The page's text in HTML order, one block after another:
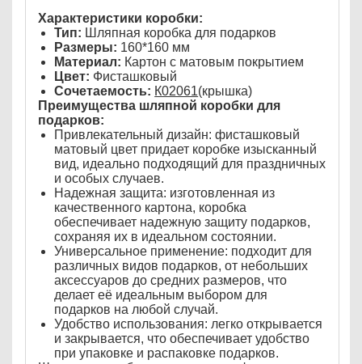
Характеристики коробки:
Тип: Шляпная коробка для подарков
Размеры: 160*160 мм
Материал: Картон с матовым покрытием
Цвет: Фисташковый
Сочетаемость: К02061(крышка)
Преимущества шляпной коробки для
подарков:
Привлекательный дизайн: фисташковый
матовый цвет придает коробке изысканный
вид, идеально подходящий для праздничных
и особых случаев.
Надежная защита: изготовленная из
качественного картона, коробка
обеспечивает надежную защиту подарков,
сохраняя их в идеальном состоянии.
Универсальное применение: подходит для
различных видов подарков, от небольших
аксессуаров до средних размеров, что
делает её идеальным выбором для
подарков на любой случай.
Удобство использования: легко открывается
и закрывается, что обеспечивает удобство
при упаковке и распаковке подарков.